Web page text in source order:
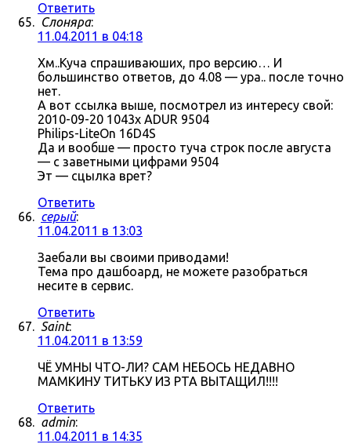
Ответить
Слоняра:
11.04.2011 в 04:18
Хм..Куча спрашиваюших, про версию… И
большинство ответов, до 4.08 — ура.. после точно
нет.
А вот ссылка выше, посмотрел из интересу свой:
2010-09-20 1043x ADUR 9504
Philips-LiteOn 16D4S
Да и вообше — просто туча строк после августа
— с заветными цифрами 9504
Эт — сцылка врет?
Ответить
серый:
11.04.2011 в 13:03
Заебали вы своими приводами!
Тема про дашбоард, не можете разобраться
несите в сервис.
Ответить
Saint:
11.04.2011 в 13:59
ЧЁ УМНЫ ЧТО-ЛИ? САМ НЕБОСЬ НЕДАВНО
МАМКИНУ ТИТЬКУ ИЗ РТА ВЫТАЩИЛ!!!!
Ответить
admin:
11.04.2011 в 14:35